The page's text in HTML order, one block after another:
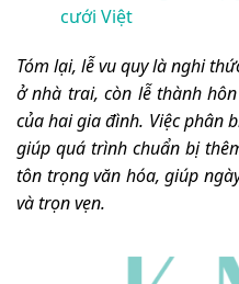
cưới Việt
Tóm lại, lễ vu quy là nghi
ở nhà trai, còn lễ thành
của hai gia đình. Việc phân
giúp quá trình chuẩn bị
tôn trọng văn hóa, giúp
và trọn vẹn.